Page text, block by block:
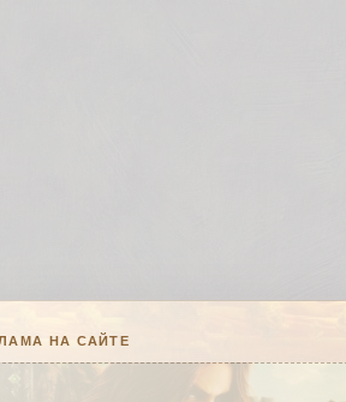
НА САЙТЕ